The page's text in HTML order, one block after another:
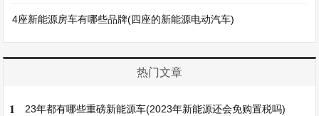
4座新能源房车有哪些品牌(四座的新能源电动汽车)
热门文章
1 23年都有哪些重磅新能源车(2023年新能源还会免购置税吗)